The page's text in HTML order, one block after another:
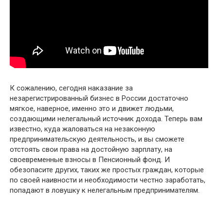
К сожалению, сегодня наказание за
незарегистрированный бизнес в России достаточно
мягкое, наверное, именно это и движет людьми,
создающими нелегальный источник дохода. Теперь вам
известно, куда жаловаться на незаконную
предпринимательскую деятельность, и вы сможете
отстоять свои права на достойную зарплату, на
своевременные взносы в Пенсионный фонд. И
обезопасите других, таких же простых граждан, которые
по своей наивности и необходимости честно заработать,
попадают в ловушку к нелегальным предпринимателям.